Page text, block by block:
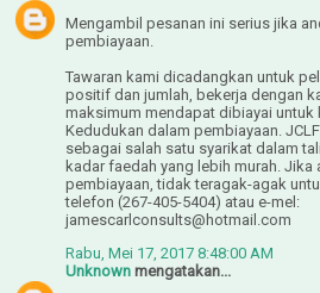
Mengambil pesanan ini serius jika
pembiayaan.
Tawaran kami dicadangkan untuk
positif dan jumlah, bekerja dengan
maksimum mendapat dibiayai untuk
Kedudukan dalam pembiayaan.
sebagai salah satu syarikat dalam
kadar faedah yang lebih murah. Jika
pembiayaan, tidak teragak-agak
telefon (267-405-5404) atau e-mel:
jamescarlconsults@hotmail.com
Rabu, Mei 17, 2017 8:48:00 AM
Unknown mengatakan...